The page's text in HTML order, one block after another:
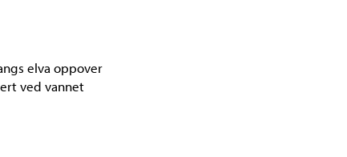
elva oppover
ved vannet